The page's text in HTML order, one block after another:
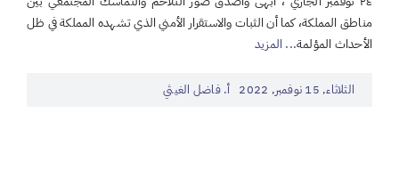
مناطق المملكة، كما أن الثبات والاستقرار الأمني الذي تشهده المملكة في ظل
الأحداث المؤلمة... المزيد
الثلاثاء, 15 نوفمبر, 2022 أ. فاضل الغيثي